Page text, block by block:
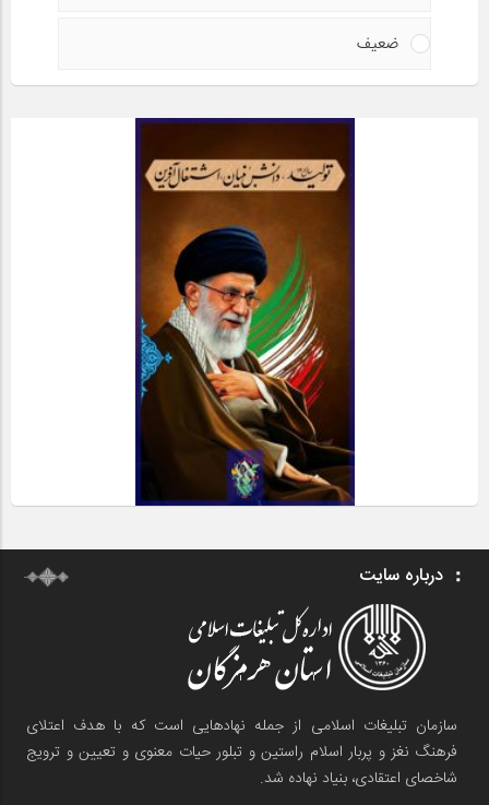
ضعیف
درباره سایت
سازمان تبلیغات اسلامی از جمله نهادهایی است که با هدف اعتلای
فرهنگ نغز و پربار اسلام راستین و تبلور حیات معنوی و تعیین و ترویج
شاخصای اعتقادی، بنیاد نهاده شد.